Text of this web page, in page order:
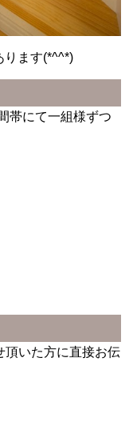
ります(*^^*)
にて一組様ずつ
いた方に直接お伝